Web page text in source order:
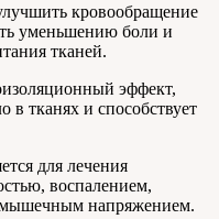
кровообращение
уменьшению боли и
тканей.
эффект,
в тканях и способствует
для лечения
воспалением,
напряжением.